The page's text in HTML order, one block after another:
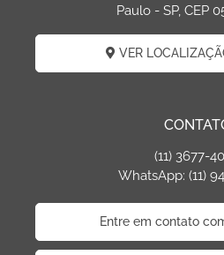
Paulo - SP, CEP
VER
(11) 3677-
WhatsApp: (11)
Entre em contato